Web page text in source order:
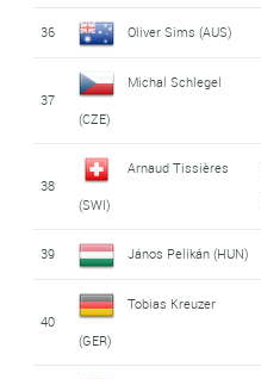
36 Oliver Sims (AUS)
37
Michal Schlegel
(CZE)
38
Arnaud Tissières
(SWI)
39 János Pelikán (HUN)
40
Tobias Kreuzer
(GER)